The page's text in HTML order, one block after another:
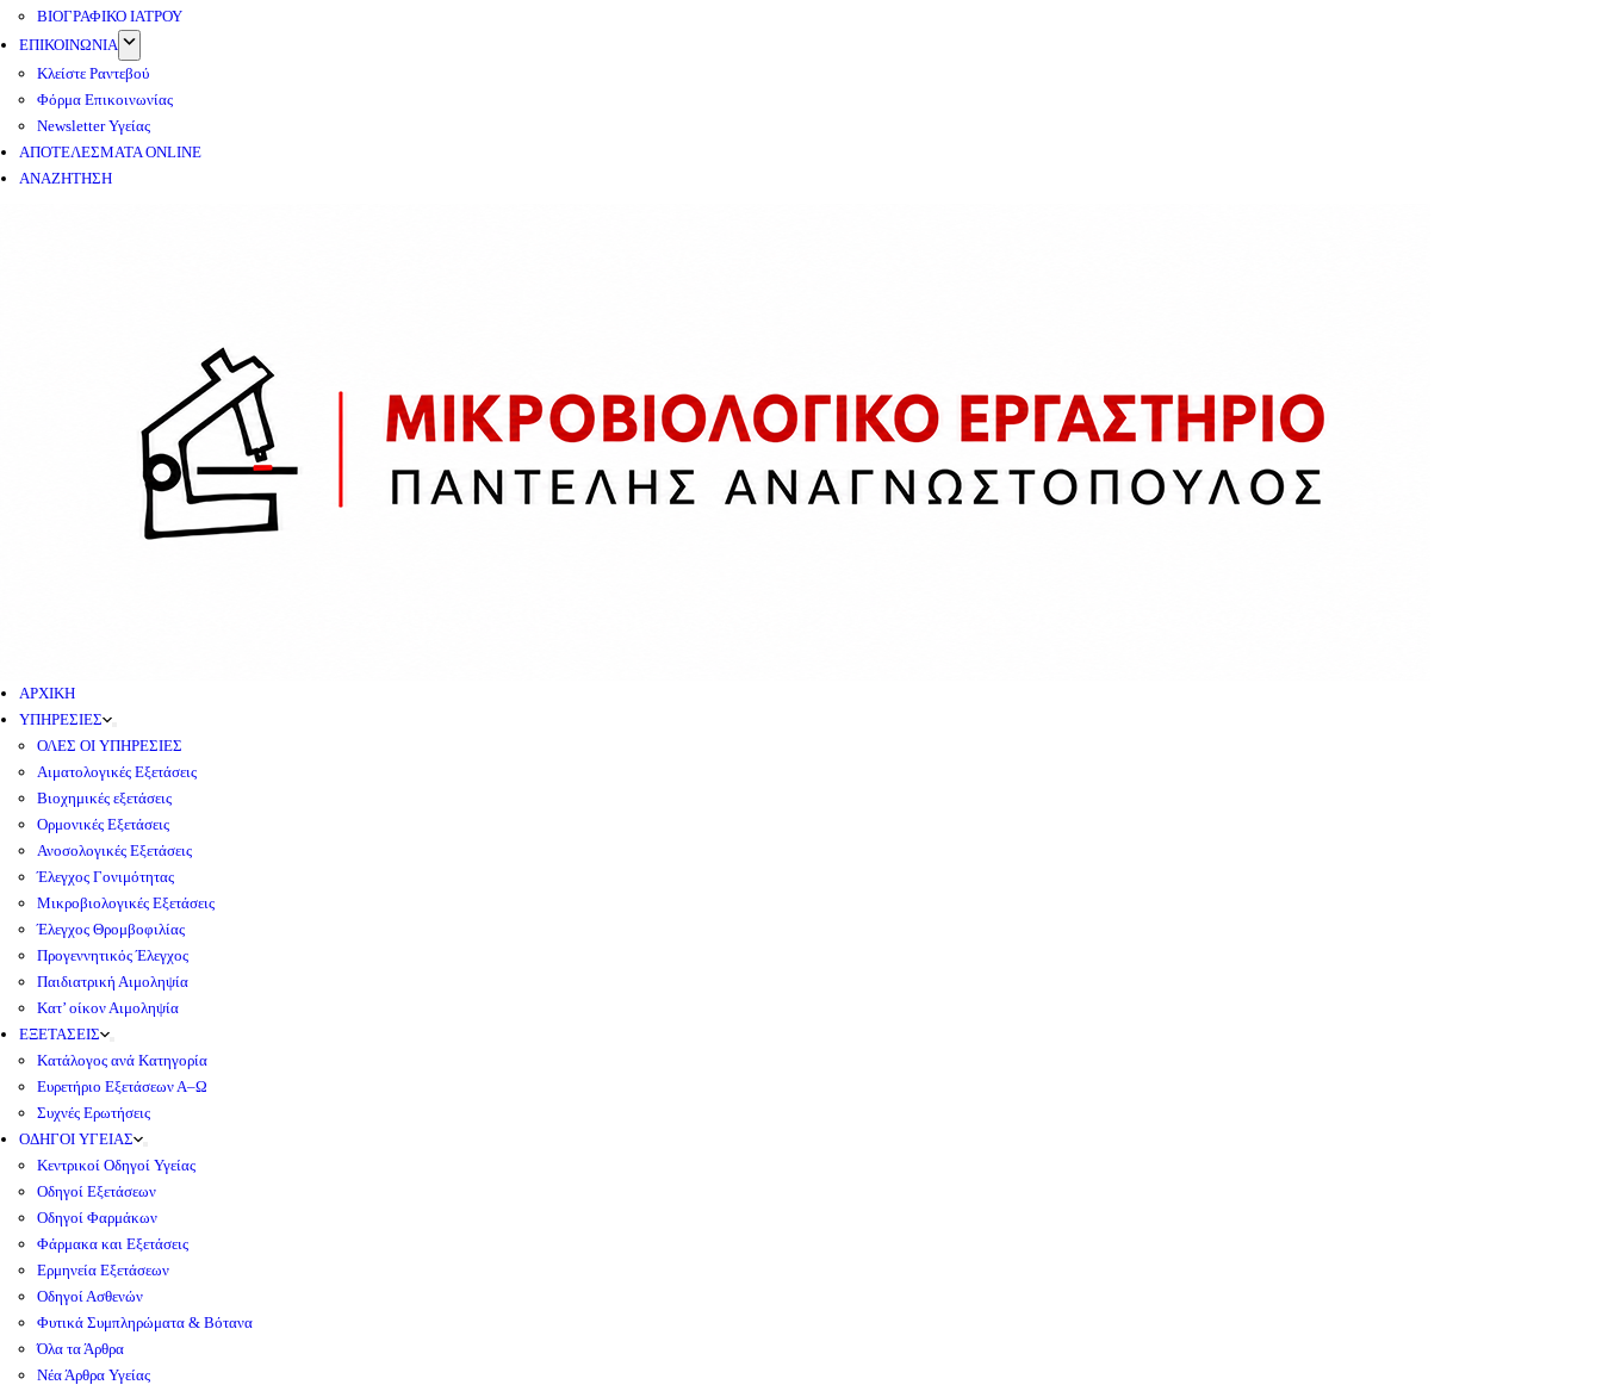
ΒΙΟΓΡΑΦΙΚΟ ΙΑΤΡΟΥ
ΕΠΙΚΟΙΝΩΝΙΑ
Κλείστε Ραντεβού
Φόρμα Επικοινωνίας
Newsletter Υγείας
ΑΠΟΤΕΛΕΣΜΑΤΑ ONLINE
ΑΝΑΖΗΤΗΣΗ
ΑΡΧΙΚΗ
ΥΠΗΡΕΣΙΕΣ
ΟΛΕΣ ΟΙ ΥΠΗΡΕΣΙΕΣ
Αιματολογικές Εξετάσεις
Βιοχημικές εξετάσεις
Ορμονικές Εξετάσεις
Ανοσολογικές Εξετάσεις
Έλεγχος Γονιμότητας
Μικροβιολογικές Εξετάσεις
Έλεγχος Θρομβοφιλίας
Προγεννητικός Έλεγχος
Παιδιατρική Αιμοληψία
Κατ’ οίκον Αιμοληψία
ΕΞΕΤΑΣΕΙΣ
Κατάλογος ανά Κατηγορία
Ευρετήριο Εξετάσεων Α–Ω
Συχνές Ερωτήσεις
ΟΔΗΓΟΙ ΥΓΕΙΑΣ
Κεντρικοί Οδηγοί Υγείας
Οδηγοί Εξετάσεων
Οδηγοί Φαρμάκων
Φάρμακα και Εξετάσεις
Ερμηνεία Εξετάσεων
Οδηγοί Ασθενών
Φυτικά Συμπληρώματα & Βότανα
Όλα τα Άρθρα
Νέα Άρθρα Υγείας